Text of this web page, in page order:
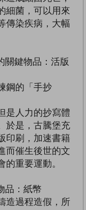
細菌，可以用來
傳染疾病，大幅
鍵物品：活版
鋼的「手抄
是人力的抄寫體
於是，古騰堡充
印刷，加速書籍
而催生後世的文
重要運動。
品：紙幣
造過程造假，所